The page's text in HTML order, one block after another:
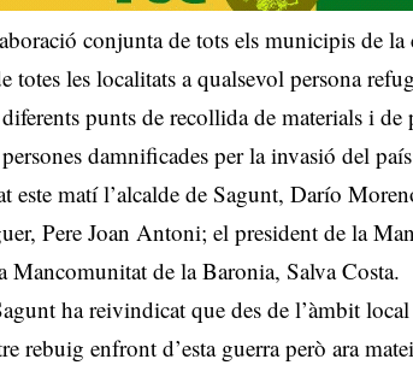
conjunta de tots els municipis de
totes les localitats a qualsevol persona
diferents punts de recollida de materials i
damnificades per la invasió del
este matí l’alcalde de Sagunt, Darío
Pere Joan Antoni; el president de la
Mancomunitat de la Baronia, Salva Costa.
ha reivindicat que des de l’àmbit
rebuig enfront d’esta guerra però ara